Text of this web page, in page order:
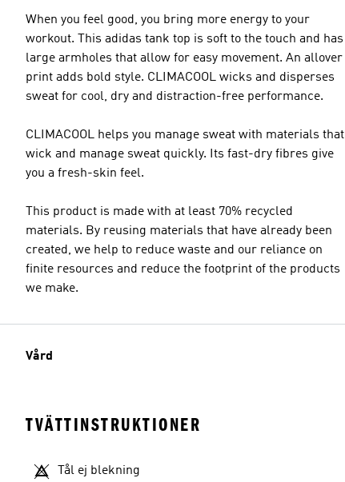
When you feel good, you bring more energy to your
workout. This adidas tank top is soft to the touch and has
large armholes that allow for easy movement. An allover
print adds bold style. CLIMACOOL wicks and disperses
sweat for cool, dry and distraction-free performance.
CLIMACOOL helps you manage sweat with materials that
wick and manage sweat quickly. Its fast-dry fibres give
you a fresh-skin feel.
This product is made with at least 70% recycled
materials. By reusing materials that have already been
created, we help to reduce waste and our reliance on
finite resources and reduce the footprint of the products
we make.
Vård
TVÄTTINSTRUKTIONER
Tål ej blekning